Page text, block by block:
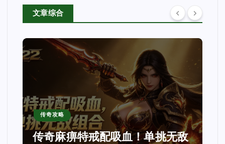
文章综合
吸血！单挑无敌
传奇资讯
新版1.90传奇完整